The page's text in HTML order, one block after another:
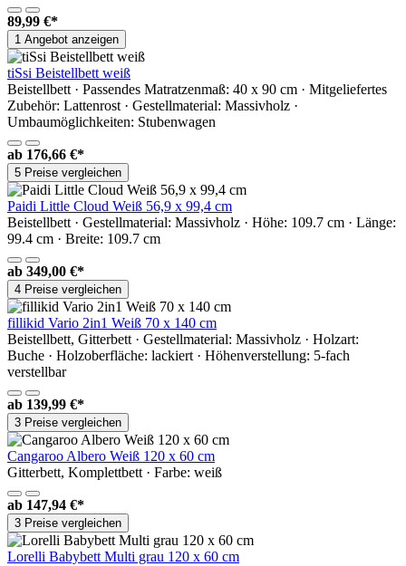
89,99 €*
1 Angebot anzeigen
tiSsi Beistellbett weiß
Beistellbett · Passendes Matratzenmaß: 40 x 90 cm · Mitgeliefertes
Zubehör: Lattenrost · Gestellmaterial: Massivholz ·
Umbaumöglichkeiten: Stubenwagen
ab 176,66 €*
5 Preise vergleichen
Paidi Little Cloud Weiß 56,9 x 99,4 cm
Beistellbett · Gestellmaterial: Massivholz · Höhe: 109.7 cm · Länge:
99.4 cm · Breite: 109.7 cm
ab 349,00 €*
4 Preise vergleichen
fillikid Vario 2in1 Weiß 70 x 140 cm
Beistellbett, Gitterbett · Gestellmaterial: Massivholz · Holzart:
Buche · Holzoberfläche: lackiert · Höhenverstellung: 5-fach
verstellbar
ab 139,99 €*
3 Preise vergleichen
Cangaroo Albero Weiß 120 x 60 cm
Gitterbett, Komplettbett · Farbe: weiß
ab 147,94 €*
3 Preise vergleichen
Lorelli Babybett Multi grau 120 x 60 cm